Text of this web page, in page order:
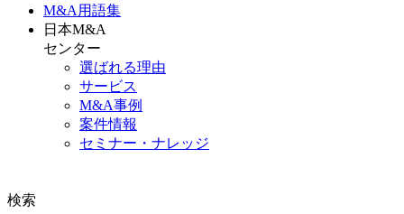
M&A 用語集
日本M&A
センター
選ばれる理由
サービス
M&A事例
案件情報
セミナー・ナレッジ
検索